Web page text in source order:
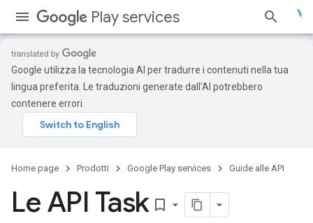
Play services
Google utilizza la tecnologia AI per tradurre i contenuti nella tua
lingua preferita. Le traduzioni generate dall'AI potrebbero
contenere errori.
Home page Prodotti Google Play services Guide alle API
Le API Task bookmark_border